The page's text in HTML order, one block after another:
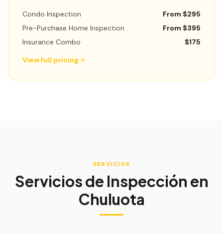
Condo Inspection
From $295
Pre-Purchase Home Inspection
From $395
Insurance Combo
$175
View full pricing
SERVICIOS
Servicios de Inspección en
Chuluota